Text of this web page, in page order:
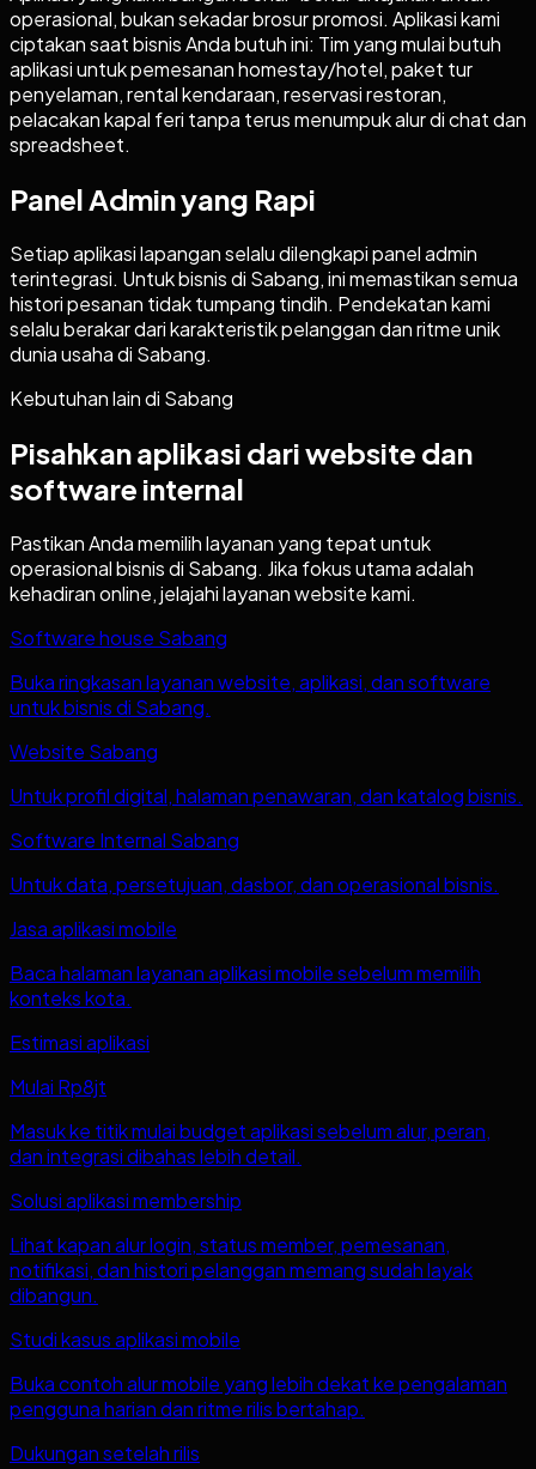
operasional, bukan sekadar brosur promosi. Aplikasi kami
ciptakan saat bisnis Anda butuh ini: Tim yang mulai butuh
aplikasi untuk pemesanan homestay/hotel, paket tur
penyelaman, rental kendaraan, reservasi restoran,
pelacakan kapal feri tanpa terus menumpuk alur di chat dan
spreadsheet.
Panel Admin yang Rapi
Setiap aplikasi lapangan selalu dilengkapi panel admin
terintegrasi. Untuk bisnis di Sabang, ini memastikan semua
histori pesanan tidak tumpang tindih. Pendekatan kami
selalu berakar dari karakteristik pelanggan dan ritme unik
dunia usaha di Sabang.
Kebutuhan lain di Sabang
Pisahkan aplikasi dari website dan
software internal
Pastikan Anda memilih layanan yang tepat untuk
operasional bisnis di Sabang. Jika fokus utama adalah
kehadiran online, jelajahi layanan website kami.
Software house Sabang
Buka ringkasan layanan website, aplikasi, dan software
untuk bisnis di Sabang.
Website Sabang
Untuk profil digital, halaman penawaran, dan katalog bisnis.
Software Internal Sabang
Untuk data, persetujuan, dasbor, dan operasional bisnis.
Jasa aplikasi mobile
Baca halaman layanan aplikasi mobile sebelum memilih
konteks kota.
Estimasi aplikasi
Mulai Rp8jt
Masuk ke titik mulai budget aplikasi sebelum alur, peran,
dan integrasi dibahas lebih detail.
Solusi aplikasi membership
Lihat kapan alur login, status member, pemesanan,
notifikasi, dan histori pelanggan memang sudah layak
dibangun.
Studi kasus aplikasi mobile
Buka contoh alur mobile yang lebih dekat ke pengalaman
pengguna harian dan ritme rilis bertahap.
Dukungan setelah rilis